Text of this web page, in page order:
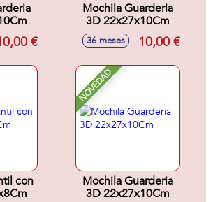
€
Mochila Guarderia
3D 22x27x10Cm
36 meses 10,00 €
con
NOVEDAD
Mochila Guarderia
3D 22x27x10Cm